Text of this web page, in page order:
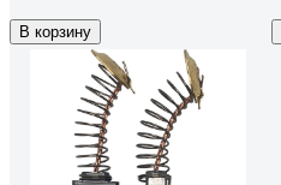
В корзину